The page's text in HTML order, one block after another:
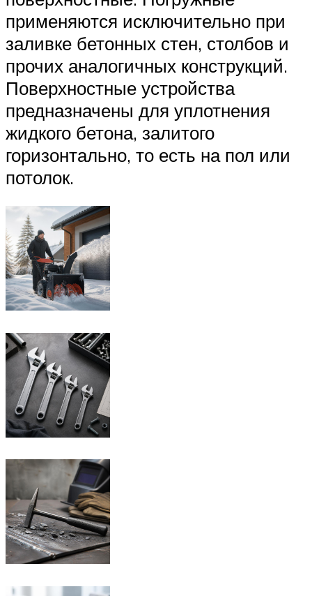
применяются исключительно при
заливке бетонных стен, столбов и
прочих аналогичных конструкций.
Поверхностные устройства
предназначены для уплотнения
жидкого бетона, залитого
горизонтально, то есть на пол или
потолок.